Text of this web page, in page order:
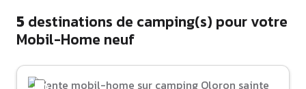
5destinations de camping(s) pour votre
Mobil-Home neuf